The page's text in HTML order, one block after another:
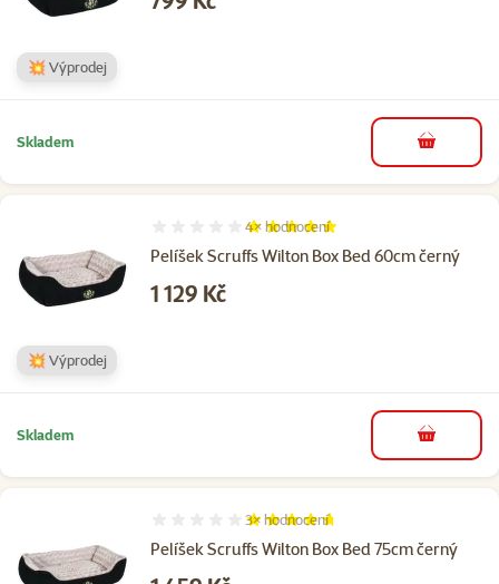
💥 Výprodej
Skladem do košíku
Pelíšek Scruffs Wilton Box Bed 60cm černý
Hodnocení 100%, počet hodnocení: 4
4× hodnocení
Cena
1 129 Kč
💥 Výprodej
Skladem do košíku
Pelíšek Scruffs Wilton Box Bed 75cm černý
Hodnocení 93%, počet hodnocení: 3
3× hodnocení